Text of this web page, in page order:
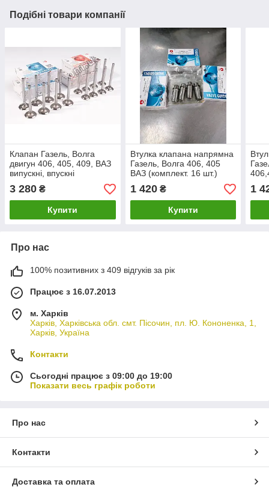
Подібні товари компанії
Клапан Газель, Волга
двигун 406, 405, 409, ВАЗ
випускні, впускні
(виробництво AMP)
3 280 ₴
Купити
Втулка клапана напрямна
Газель, Волга 406, 405
ВАЗ (комплект. 16 шт.)
1 420₴
Купити
1
Про нас
100% позитивних з 409 відгуків за рік
Працює з 16.07.2013
м. Харків
Харків, Харківська обл. смт. Пісочин, пл. Ю. Кононенка, 1,
Харків, Україна
Контакти
Сьогодні працює з 09:00 до 19:00
Показати весь графік роботи
Про нас
Контакти
Доставка та оплата